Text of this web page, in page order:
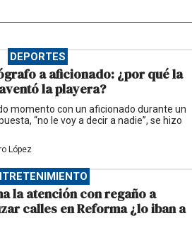
DEPORTES
a aficionado: ¿por qué la
la playera?
momento con un aficionado durante un
“no le voy a decir a nadie”, se hizo
López
la atención con regaño a
calles en Reforma ¿lo iban a